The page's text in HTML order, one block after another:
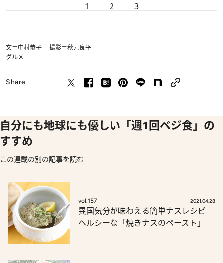
1 2 3
文＝中村恭子 撮影＝秋元良平
グルメ
Share
自分にも地球にも優しい「週1回ベジ食」の
すすめ
この連載の別の記事を読む
vol.157 2021.04.28
異国気分が味わえる簡単ナスレシピ
ヘルシーな「焼きナスのペースト」